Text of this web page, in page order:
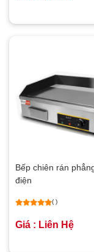
Bếp chiên rán
điện
( )
Giá : Liên Hệ